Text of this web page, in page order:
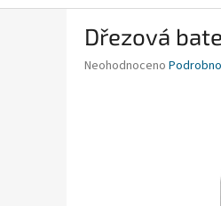
Dřezová
Průměrné
Neohodnoceno